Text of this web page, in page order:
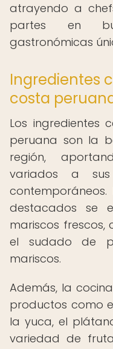
atrayendo a
partes en
gastronómicas
Ingredientes
costa
Los ingredientes
peruana son la
región,
variados a
contemporáneos.
destacados se
mariscos frescos,
el sudado de
mariscos.
Además, la
productos como
la yuca, el
variedad de